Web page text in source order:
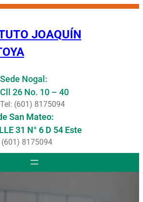
JOAQUÍN
Sede Nogal:
Cll 26 No. 10 – 40
Tel: (601) 8175094
San Mateo:
31 N° 6 D 54 Este
(601) 8175094